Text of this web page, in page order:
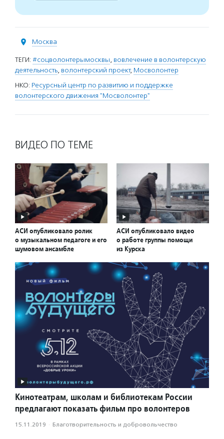
Москва
ТЕГИ: #соцволонтерымосквы, вовлечение в волонтерскую
деятельность, волонтерский проект, Мосволонтер
НКО: Ресурсный центр по развитию и поддержке
волонтерского движения "Мосволонтер"
ВИДЕО ПО ТЕМЕ
АСИ опубликовало ролик
о музыкальном педагоге и его
шумовом ансамбле
АСИ опубликовало видео
о работе группы помощи
из Курска
Кинотеатрам, школам и библиотекам России
предлагают показать фильм про волонтеров
15.11.2019 · Благотвори­тель­ность и доброволь­чест­во